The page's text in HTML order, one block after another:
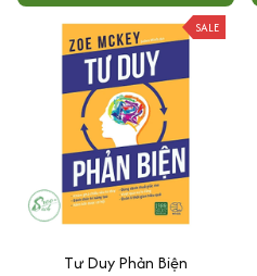
SALE
Tư Duy Phản Biện